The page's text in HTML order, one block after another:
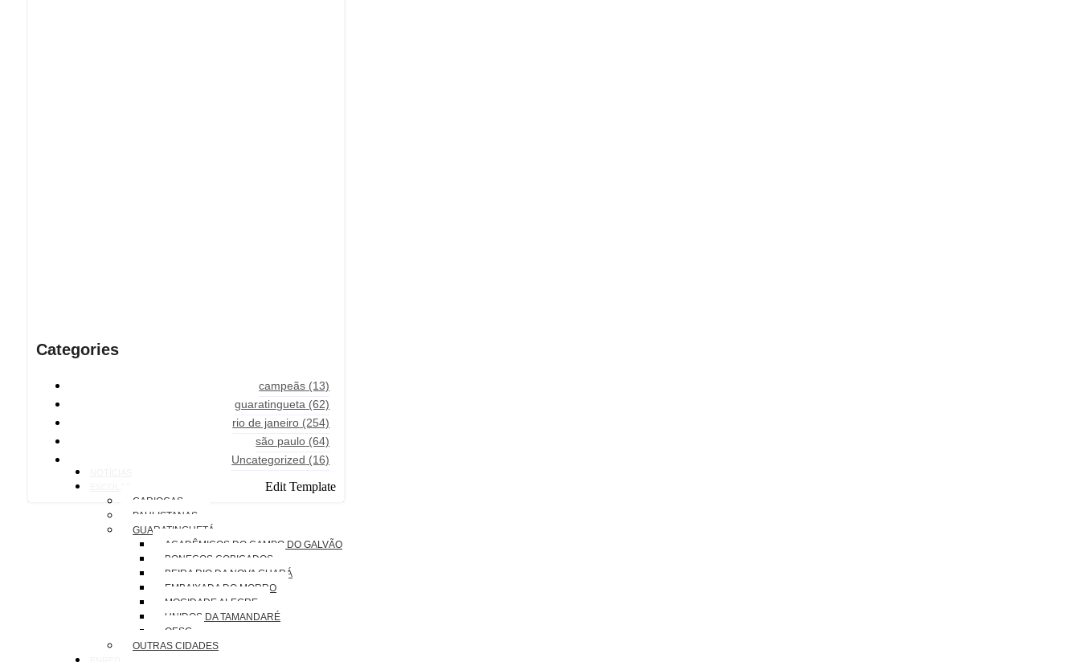
Categories
campeãs (13)
guaratingueta (62)
rio de janeiro (254)
são paulo (64)
Uncategorized (16)
Edit Template
CARIOCAS
PAULISTANAS
GUARATINGUETÁ
ACADÊMICOS DO CAMPO DO GALVÃO
BONECOS COBIÇADOS
BEIRA RIO DA NOVA GUARÁ
EMBAIXADA DO MORRO
MOCIDADE ALEGRE
UNIDOS DA TAMANDARÉ
OESG
OUTRAS CIDADES